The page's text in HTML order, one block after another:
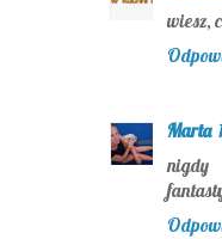
wiesz,
Marta
nigdy